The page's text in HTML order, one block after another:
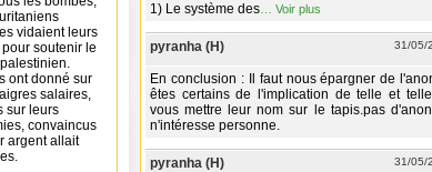
vidaient leurs
soutenir le
ont donné sur
salaires,
sur leurs
convaincus
argent allait
1) Le système des
Voir plus
pyranha (H) 31/05/
En conclusion : Il faut nous épargner de
êtes certains de l'implication de telle et
vous mettre leur nom sur le tapis.pas
n'intéresse personne.
pyranha (H) 31/05/